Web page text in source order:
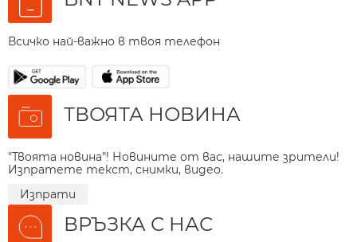
Всичко най-важно в твоя телефон
ТВОЯТА НОВИНА
"Твоята новина"! Новините от вас, нашите зрители!
Изпратете текст, снимки, видео.
Изпрати
ВРЪЗКА С НАС